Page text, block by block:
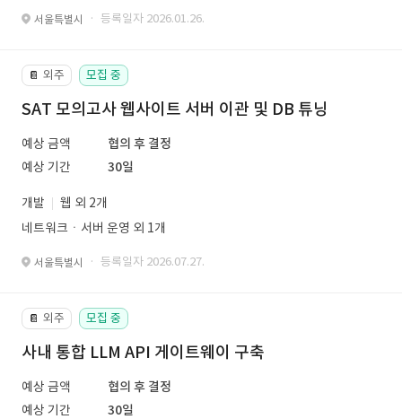
서울특별시 · 등록일자 2026.01.26.
📔 외주 모집 중
SAT 모의고사 웹사이트 서버 이관 및 DB 튜닝
예상 금액
협의 후 결정
예상 기간
30일
개발
웹 외 2개
네트워크ㆍ서버 운영 외 1개
서울특별시 · 등록일자 2026.07.27.
📔 외주 모집 중
사내 통합 LLM API 게이트웨이 구축
예상 금액
협의 후 결정
예상 기간
30일